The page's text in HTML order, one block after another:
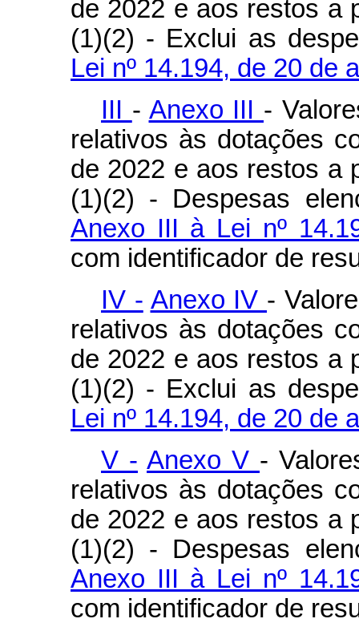
de 2022 e aos restos a
(1)(2) - Exclui as
Lei nº 14.194, de 20 de
III - Anexo III -
relativos às dotações
de 2022 e aos restos a
(1)(2) - Despesas
Anexo III à Lei nº
com identificador de
IV - Anexo IV -
relativos às dotações
de 2022 e aos restos a
(1)(2) - Exclui as
Lei nº 14.194, de 20 de
V - Anexo V -
relativos às dotações
de 2022 e aos restos a
(1)(2) - Despesas
Anexo III à Lei nº
com identificador de